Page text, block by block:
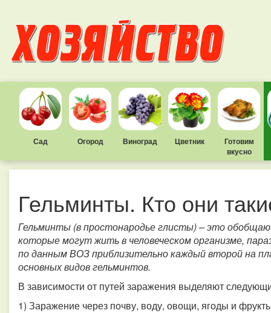
Сад Огород Виноград Цветник
Готовим
вкусно
Гельминты. Кто они
Гельминты (в простонародье глисты) – это
которые могут жить в человеческом организме,
по данным ВОЗ приблизительно каждый второй на
основных видов гельминтов.
В зависимости от путей заражения выделяют
1) Заражение через почву, воду, овощи, ягоды и